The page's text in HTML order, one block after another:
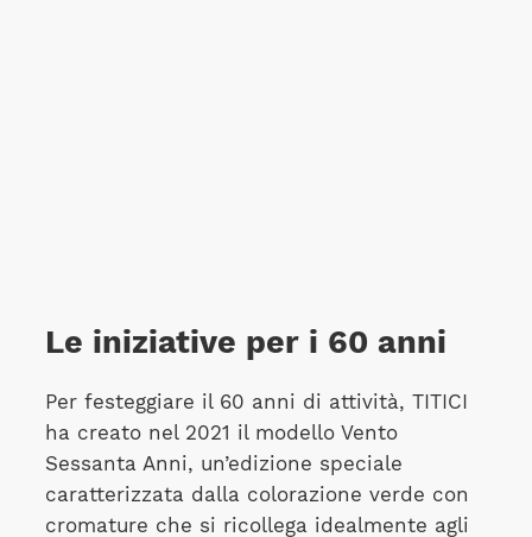
Le iniziative per i 60 anni
Per festeggiare il 60 anni di attività, TITICI
ha creato nel 2021 il modello Vento
Sessanta Anni, un’edizione speciale
caratterizzata dalla colorazione verde con
cromature che si ricollega idealmente agli